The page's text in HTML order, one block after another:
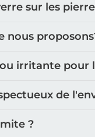
sur les
nous
irritante pour
de
?